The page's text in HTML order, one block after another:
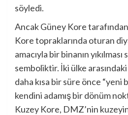
söyledi.
Ancak Güney Kore
Kore topraklarında oturan
amacıyla bir binanın
semboliktir. İki ülke
daha kısa bir süre önce “yeni
kendini adamış bir dönüm
Kuzey Kore, DMZ’nin